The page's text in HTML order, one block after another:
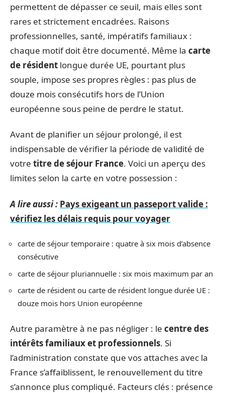
permettent de dépasser ce seuil, mais elles sont
rares et strictement encadrées. Raisons
professionnelles, santé, impératifs familiaux :
chaque motif doit être documenté. Même la carte
de résident longue durée UE, pourtant plus
souple, impose ses propres règles : pas plus de
douze mois consécutifs hors de l’Union
européenne sous peine de perdre le statut.
Avant de planifier un séjour prolongé, il est
indispensable de vérifier la période de validité de
votre titre de séjour France. Voici un aperçu des
limites selon la carte en votre possession :
A lire aussi : Pays exigeant un passeport valide :
vérifiez les délais requis pour voyager
carte de séjour temporaire : quatre à six mois d’absence
consécutive
carte de séjour pluriannuelle : six mois maximum par an
carte de résident ou carte de résident longue durée UE :
douze mois hors Union européenne
Autre paramètre à ne pas négliger : le centre des
intérêts familiaux et professionnels. Si
l’administration constate que vos attaches avec la
France s’affaiblissent, le renouvellement du titre
s’annonce plus compliqué. Facteurs clés : présence